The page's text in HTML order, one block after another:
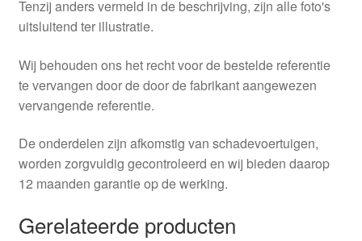
Tenzij anders vermeld in de beschrijving, zijn alle foto's
uitsluitend ter illustratie.
Wij behouden ons het recht voor de bestelde referentie
te vervangen door de door de fabrikant aangewezen
vervangende referentie.
De onderdelen zijn afkomstig van schadevoertuigen,
worden zorgvuldig gecontroleerd en wij bieden daarop
12 maanden garantie op de werking.
Gerelateerde producten